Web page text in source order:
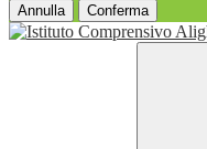
Annulla Conferma